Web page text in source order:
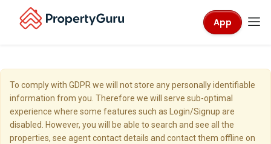
App
To comply with GDPR we will not store any personally identifiable
information from you. Therefore we will serve sub-optimal
experience where some features such as Login/Signup are
disabled. However, you will be able to search and see all the
properties, see agent contact details and contact them offline on